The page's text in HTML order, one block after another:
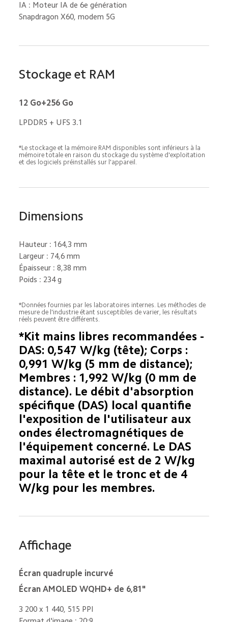
IA : Moteur IA de 6e génération
Snapdragon X60, modem 5G
Stockage et RAM
12 Go+256 Go
LPDDR5 + UFS 3.1
*Le stockage et la mémoire RAM disponibles sont inférieurs à la
mémoire totale en raison du stockage du système d'exploitation
et des logiciels préinstallés sur l'appareil.
Dimensions
Hauteur : 164,3 mm
Largeur : 74,6 mm
Épaisseur : 8,38 mm
Poids : 234 g
*Données fournies par les laboratoires internes. Les méthodes de
mesure de l'industrie étant susceptibles de varier, les résultats
réels peuvent être différents.
*Kit mains libres recommandées -
DAS: 0,547 W/kg (tête); Corps :
0,991 W/kg (5 mm de distance);
Membres : 1,992 W/kg (0 mm de
distance). Le débit d'absorption
spécifique (DAS) local quantifie
l'exposition de l'utilisateur aux
ondes électromagnétiques de
l'équipement concerné. Le DAS
maximal autorisé est de 2 W/kg
pour la tête et le tronc et de 4
W/kg pour les membres.
Affichage
Écran quadruple incurvé
Écran AMOLED WQHD+ de 6,81"
3 200 x 1 440, 515 PPI